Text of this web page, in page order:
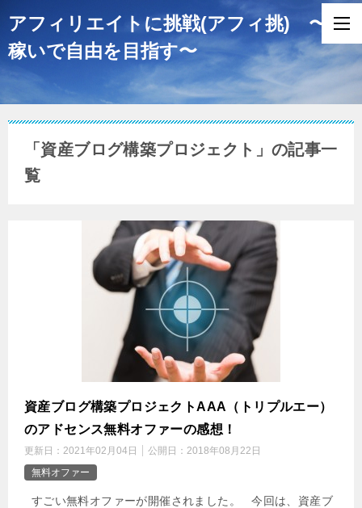
アフィリエイトに挑戦(アフィ挑) 〜
稼いで自由を目指す〜
「資産ブログ構築プロジェクト」の記事一
覧
資産ブログ構築プロジェクトAAA（トリプルエー）
のアドセンス無料オファーの感想！
更新日： 2021年02月04日 公開日： 2018年08月22日
無料オファー
すごい無料オファーが開催されました。 今回は、資産ブ